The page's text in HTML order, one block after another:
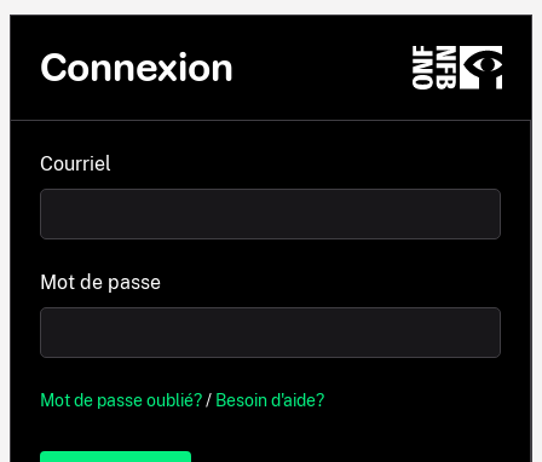
Connexion
Courriel
Mot de passe
Mot de passe oublié?/ Besoin d'aide?